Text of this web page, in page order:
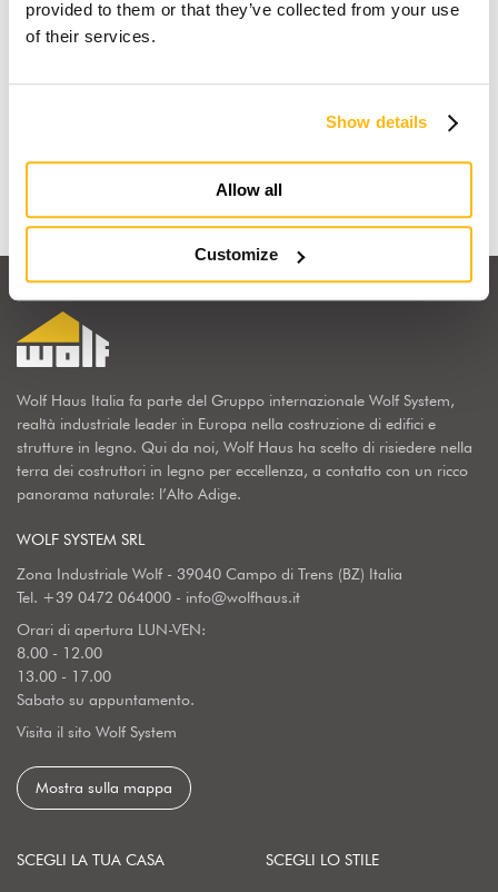
provided to them or that they’ve collected from your use
of their services.
Show details
Allow all
Customize
Io sogno una casa in legno
Wolf Haus Italia fa parte del Gruppo internazionale Wolf System,
realtà industriale leader in Europa nella costruzione di edifici e
strutture in legno. Qui da noi, Wolf Haus ha scelto di risiedere nella
terra dei costruttori in legno per eccellenza, a contatto con un ricco
panorama naturale: l’Alto Adige.
WOLF SYSTEM SRL
Zona Industriale Wolf - 39040 Campo di Trens (BZ) Italia
Tel. +39 0472 064000 - info@wolfhaus.it
Orari di apertura LUN-VEN:
8.00 - 12.00
13.00 - 17.00
Sabato su appuntamento.
Visita il sito Wolf System
Mostra sulla mappa
SCEGLI LA TUA CASA SCEGLI LO STILE